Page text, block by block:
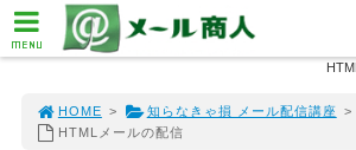
HOME > 知らなきゃ損 メール配信講座 >
HTMLメールの配信
MENU